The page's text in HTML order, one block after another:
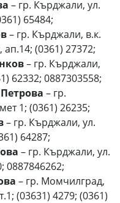
– гр. Кърджали, ул.
65484;
– гр. Кърджали, в.к.
(0361) 27372;
– гр. Кърджали,
62332; 0887303558;
– гр.
1; (0361) 26235;
– гр. Кърджали, ул.
64287;
– гр. Кърджали, ул.
0887846262;
– гр. Момчилград,
(03631) 4279; (0361)